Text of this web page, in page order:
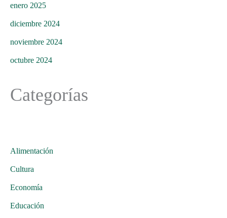
enero 2025
diciembre 2024
noviembre 2024
octubre 2024
Categorías
Alimentación
Cultura
Economía
Educación